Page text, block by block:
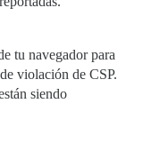
tu navegador para
violación de CSP.
siendo